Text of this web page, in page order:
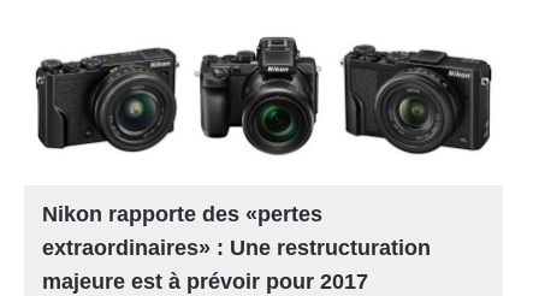
Nikon rapporte des «pertes
extraordinaires» : Une restructuration
majeure est à prévoir pour 2017